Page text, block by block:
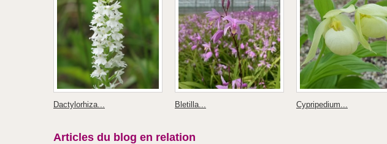
Dactylorhiza... Bletilla... Cypripedium...
Articles du blog en relation